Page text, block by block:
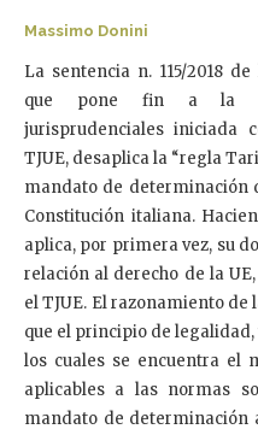
Massimo Donini
La sentencia n. 115/2018
que pone fin a la
jurisprudenciales iniciada
TJUE, desaplica la “regla
mandato de determinación
Constitución italiana.
aplica, por primera vez, su
relación al derecho de la
el TJUE. El razonamiento de
que el principio de
los cuales se encuentra el
aplicables a las normas
mandato de determinación